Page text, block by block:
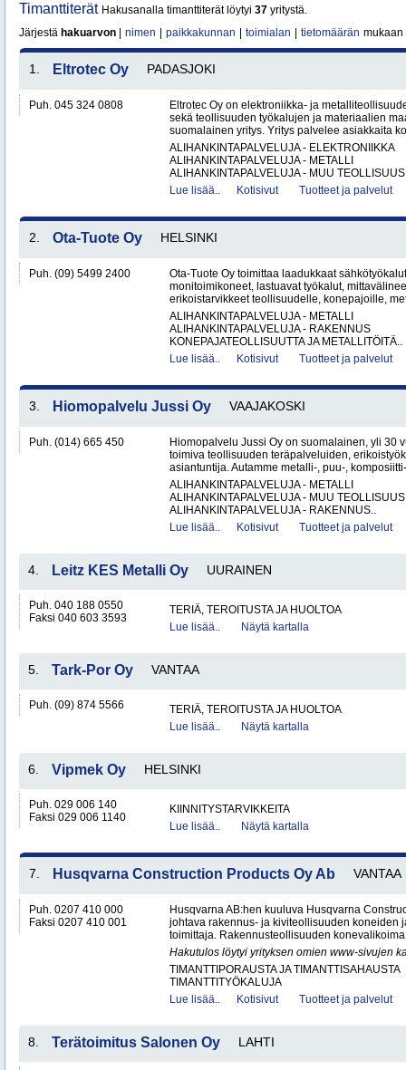
Timanttiterät Hakusanalla timanttiterät löytyi 37 yritystä.
Järjestä hakuarvon nimen paikkakunnan toimialan tietomäärän mukaan
1. Eltrotec Oy PADASJOKI
Puh. 045 324 0808
Eltrotec Oy on elektroniikka- ja
sekä teollisuuden työkalujen ja materiaalien
suomalainen yritys. Yritys palvelee asiakkaita
ALIHANKINTAPALVELUJA - ELEKTRONIIKKA
ALIHANKINTAPALVELUJA - METALLI
ALIHANKINTAPALVELUJA - MUU
Lue lisää..
Kotisivut Tuotteet ja palvelut
2. Ota-Tuote Oy HELSINKI
Puh. (09) 5499 2400
Ota-Tuote Oy toimittaa laadukkaat
monitoimikoneet, lastuavat työkalut,
erikoistarvikkeet teollisuudelle, konepajoille,
ALIHANKINTAPALVELUJA - METALLI
ALIHANKINTAPALVELUJA - RAKENNUS
KONEPAJATEOLLISUUTTA JA METALLITÖITÄ..
Lue lisää..
Kotisivut Tuotteet ja palvelut
3. Hiomopalvelu Jussi Oy VAAJAKOSKI
Puh. (014) 665 450
Hiomopalvelu Jussi Oy on suomalainen, yli 30
toimiva teollisuuden teräpalveluiden,
asiantuntija. Autamme metalli-, puu-,
ALIHANKINTAPALVELUJA - METALLI
ALIHANKINTAPALVELUJA - MUU TEOLLISUUS
ALIHANKINTAPALVELUJA - RAKENNUS..
Lue lisää..
Kotisivut Tuotteet ja palvelut
4. Leitz KES Metalli Oy UURAINEN
Puh. 040 188 0550
Faksi 040 603 3593
TERIÄ, TEROITUSTA JA HUOLTOA
Lue lisää..
Näytä kartalla
5. Tark-Por Oy VANTAA
Puh. (09) 874 5566
TERIÄ, TEROITUSTA JA HUOLTOA
Lue lisää..
Näytä kartalla
6. Vipmek Oy HELSINKI
Puh. 029 006 140
Faksi 029 006 1140
KIINNITYSTARVIKKEITA
Lue lisää..
Näytä kartalla
7. Husqvarna Construction Products Oy Ab VANTAA
Puh. 0207 410 000
Faksi 0207 410 001
Husqvarna AB:hen kuuluva Husqvarna
johtava rakennus- ja kiviteollisuuden koneiden
toimittaja. Rakennusteollisuuden
Hakutulos löytyi yrityksen omien www-sivujen
TIMANTTIPORAUSTA JA TIMANTTISAHAUSTA
TIMANTTITYÖKALUJA
Lue lisää..
Kotisivut Tuotteet ja palvelut
8. Terätoimitus Salonen Oy LAHTI